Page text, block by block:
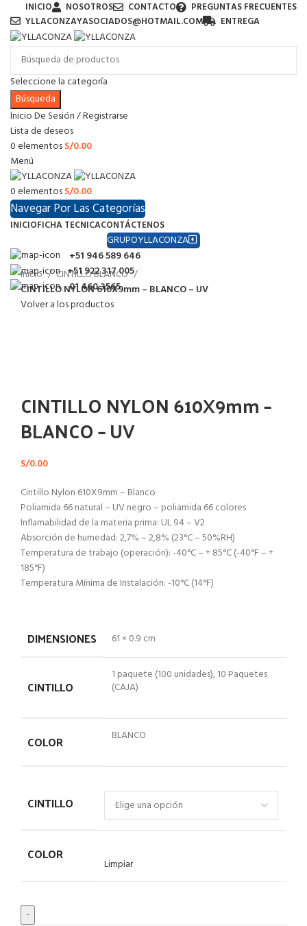
INICIO NOSOTROS CONTACTO
PREGUNTAS FRECUENTES
YLLACONZAYASOCIADOS@HOTMAIL.COM
ENTREGA
Seleccione la categoría
Búsqueda
Inicio De Sesión / Registrarse
Lista de deseos
0elementosS/0.00
Menú
0elementosS/0.00
Navegar Por Las Categorías
INICIOFICHA TECNICACONTÁCTENOS
GRUPOYLLACONZA
+51 946 589 646
+51 922 317 005
01 460 3565
Inicio
CINTILLO BLANCO
CINTILLO NYLON 610X9mm – BLANCO – UV
Volver a los productos
CINTILLO NYLON 610X9mm –
BLANCO – UV
S/0.00
Cintillo Nylon 610X9mm – Blanco
Poliamida 66 natural – UV negro – poliamida 66 colores
Inflamabilidad de la materia prima: UL 94 – V2
Absorción de humedad: 2,7% – 2,8% (23°C – 50%RH)
Temperatura de trabajo (operación): -40°C – + 85°C (-40°F – +
185°F)
Temperatura Mínima de Instalación: -10°C (14°F)
DIMENSIONES 61 × 0.9 cm
CINTILLO
1 paquete (100 unidades), 10 Paquetes
(CAJA)
COLOR BLANCO
CINTILLO
COLOR
Limpiar